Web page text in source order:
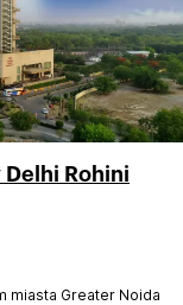
Delhi Rohini
miasta Greater Noida